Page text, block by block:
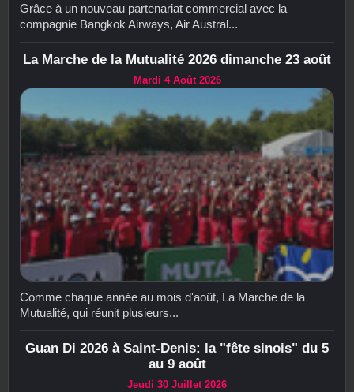
Grâce à un nouveau partenariat commercial avec la
compagnie Bangkok Airways, Air Austral...
La Marche de la Mutualité 2026 dimanche 23 août
Mardi 4 Août 2026
Comme chaque année au mois d'août, La Marche de la
Mutualité, qui réunit plusieurs...
Guan Di 2026 à Saint-Denis: la "fête sinois" du 5
au 9 août
Jeudi 30 Juillet 2026